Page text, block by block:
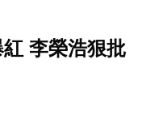
李榮浩狠批